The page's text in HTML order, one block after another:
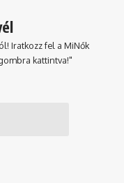
Iratkozz fel a MiNők
kattintva!"